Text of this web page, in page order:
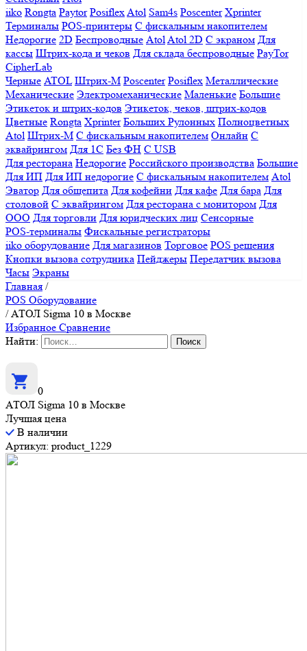
iiko Rongta Paytor PosiflexAtol Sam4s Poscenter Xprinter
Терминалы POS-принтеры С фискальным накопителем
Недорогие 2D Беспроводные AtolAtol 2D С экраном Для
кассы Штрих-кода и чеков Для склада беспроводные PayTor
CipherLab
Черные ATOL Штрих-М Poscenter Posiflex Металлические
Механические Электромеханические Маленькие Большие
Этикеток и штрих-кодов Этикеток, чеков, штрих-кодов
Цветные Rongta Xprinter Больших Рулонных Полноцветных
Atol Штрих-М С фискальным накопителем Онлайн С
эквайрингом Для 1С Без ФН С USB
Для ресторана Недорогие Российского производства Большие
Для ИП Для ИП недорогие С фискальным накопителем Atol
Эватор Для общепита Для кофейни Для кафе Для бара Для
столовой С эквайрингом Для ресторана с монитором Для
ООО Для торговли Для юридческих лиц Сенсорные
POS-терминалы Фискальные регистраторы
iiko оборудование Для магазинов Торговое POS решения
Кнопки вызова сотрудника Пейджеры Передатчик вызова
Часы Экраны
Главная /
POS Оборудование
/АТОЛ Sigma 10 в Москве
Избранное Сравнение
Найти:
0
АТОЛ Sigma 10 в Москве
Лучшая цена
В наличии
Артикул: product_1229